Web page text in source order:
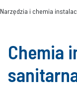
Narzędzia i chemia
Chemia